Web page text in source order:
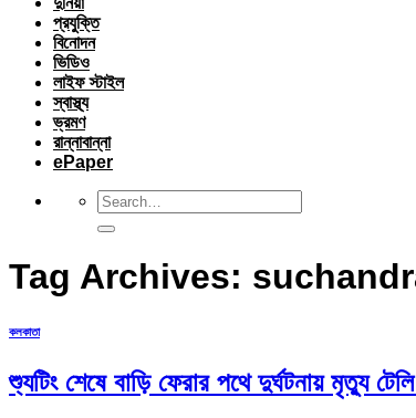
প্রযুক্তি
বিনোদন
ভিডিও
লাইফ স্টাইল
স্বাস্থ্য
ভ্রমণ
রান্নাবান্না
ePaper
Tag Archives:
কলকাতা
শ্যুটিং শেষে বাড়ি ফেরার পথে দুর্ঘটনায় মৃত্যু